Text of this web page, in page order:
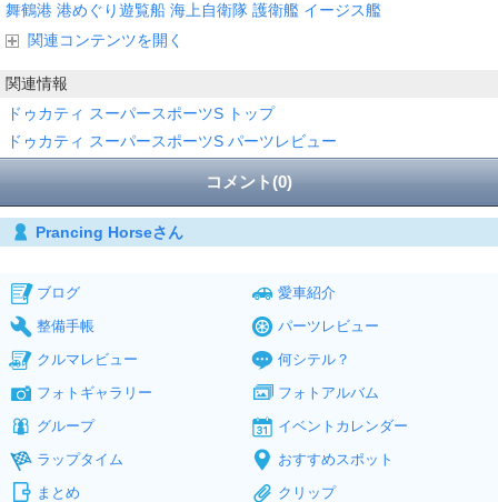
舞鶴港 港めぐり遊覧船 海上自衛隊 護衛艦 イージス艦
関連コンテンツを開く
関連情報
ドゥカティ スーパースポーツS トップ
ドゥカティ スーパースポーツS パーツレビュー
コメント(0)
Prancing Horseさん
ブログ
愛車紹介
整備手帳
パーツレビュー
クルマレビュー
何シテル？
フォトギャラリー
フォトアルバム
グループ
イベントカレンダー
ラップタイム
おすすめスポット
まとめ
クリップ